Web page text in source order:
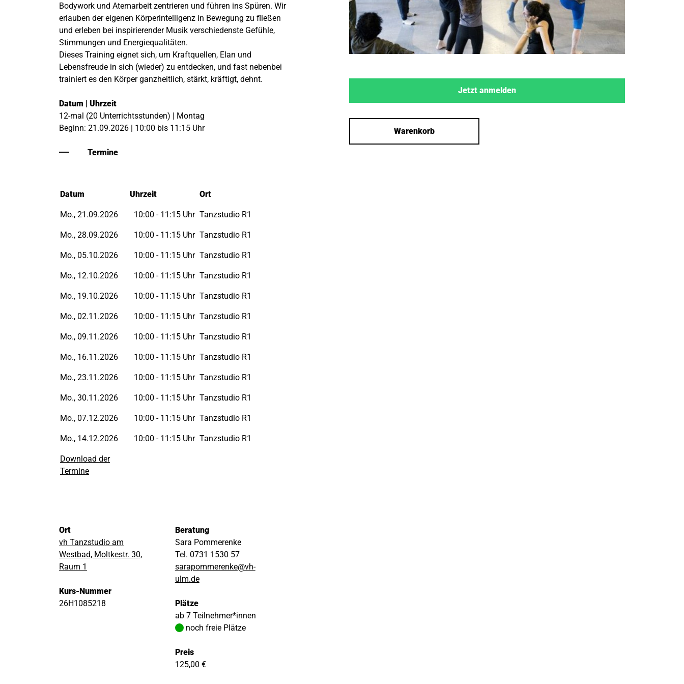
Bodywork und Atemarbeit zentrieren und führen ins Spüren. Wir
erlauben der eigenen Körperintelligenz in Bewegung zu fließen
und erleben bei inspirierender Musik verschiedenste Gefühle,
Stimmungen und Energiequalitäten.
Dieses Training eignet sich, um Kraftquellen, Elan und
Lebensfreude in sich (wieder) zu entdecken, und fast nebenbei
trainiert es den Körper ganzheitlich, stärkt, kräftigt, dehnt.
Datum | Uhrzeit
12-mal (20 Unterrichtsstunden) | Montag
Beginn: 21.09.2026 | 10:00 bis 11:15 Uhr
Termine
Datum Uhrzeit Ort
Mo., 21.09.2026 10:00 - 11:15 Uhr Tanzstudio R1
Mo., 28.09.2026 10:00 - 11:15 Uhr Tanzstudio R1
Mo., 05.10.2026 10:00 - 11:15 Uhr Tanzstudio R1
Mo., 12.10.2026 10:00 - 11:15 Uhr Tanzstudio R1
Mo., 19.10.2026 10:00 - 11:15 Uhr Tanzstudio R1
Mo., 02.11.2026 10:00 - 11:15 Uhr Tanzstudio R1
Mo., 09.11.2026 10:00 - 11:15 Uhr Tanzstudio R1
Mo., 16.11.2026 10:00 - 11:15 Uhr Tanzstudio R1
Mo., 23.11.2026 10:00 - 11:15 Uhr Tanzstudio R1
Mo., 30.11.2026 10:00 - 11:15 Uhr Tanzstudio R1
Mo., 07.12.2026 10:00 - 11:15 Uhr Tanzstudio R1
Mo., 14.12.2026 10:00 - 11:15 Uhr Tanzstudio R1
Download der
Termine
Ort
vh Tanzstudio am
Westbad, Moltkestr. 30,
Raum 1
Kurs-Nummer
26H1085218
Beratung
Sara Pommerenke
Tel. 0731 1530 57
sarapommerenke@vh-
ulm.de
Plätze
ab 7 Teilnehmer*innen
noch freie Plätze
Preis
125,00 €
Jetzt anmelden
Warenkorb